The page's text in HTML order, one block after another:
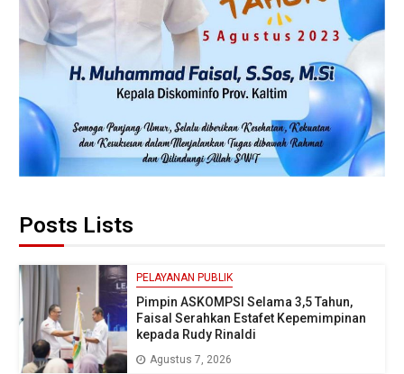
Posts Lists
PELAYANAN PUBLIK
Pimpin ASKOMPSI Selama 3,5 Tahun,
Faisal Serahkan Estafet Kepemimpinan
kepada Rudy Rinaldi
Agustus 7, 2026